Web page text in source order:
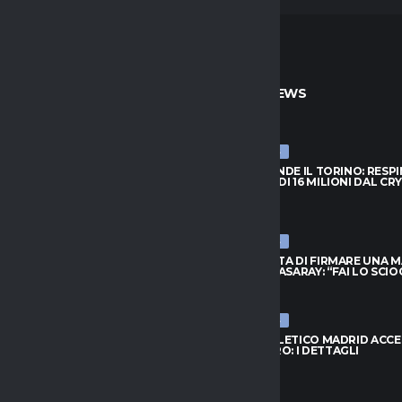
ULTIME NEWS
ULTIME NEWS
NJIE SI PRENDE IL TORINO:
L’OFFERTA DI 16 MILIONI DAL
ULTIME NEWS
LEAO RIFIUTA DI FIRMARE UNA
DEL GALATASARAY: “FAI LO
ULTIME NEWS
INTER, L’ATLETICO MADRID
PER ROMERO: I DETTAGLI